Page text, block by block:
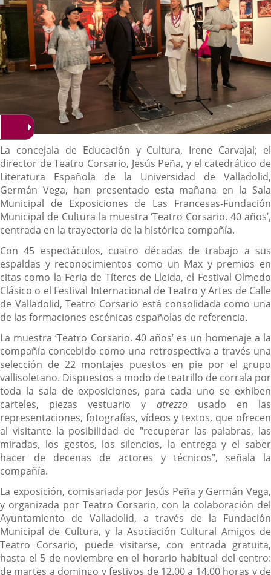
Descripción
La concejala de Educación y Cultura, Irene Carvajal; el
director de Teatro Corsario, Jesús Peña, y el catedrático de
Literatura Española de la Universidad de Valladolid,
Germán Vega, han presentado esta mañana en la Sala
Municipal de Exposiciones de Las Francesas-Fundación
Municipal de Cultura la muestra ‘Teatro Corsario. 40 años’,
centrada en la trayectoria de la histórica compañía.
Con 45 espectáculos, cuatro décadas de trabajo a sus
espaldas y reconocimientos como un Max y premios en
citas como la Feria de Títeres de Lleida, el Festival Olmedo
Clásico o el Festival Internacional de Teatro y Artes de Calle
de Valladolid, Teatro Corsario está consolidada como una
de las formaciones escénicas españolas de referencia.
La muestra ‘Teatro Corsario. 40 años’ es un homenaje a la
compañía concebido como una retrospectiva a través una
selección de 22 montajes puestos en pie por el grupo
vallisoletano. Dispuestos a modo de teatrillo de corrala por
toda la sala de exposiciones, para cada uno se exhiben
carteles, piezas vestuario y atrezzousado en las
representaciones, fotografías, vídeos y textos, que ofrecen
al visitante la posibilidad de "recuperar las palabras, las
miradas, los gestos, los silencios, la entrega y el saber
hacer de decenas de actores y técnicos", señala la
compañía.
La exposición, comisariada por Jesús Peña y Germán Vega,
y organizada por Teatro Corsario, con la colaboración del
Ayuntamiento de Valladolid, a través de la Fundación
Municipal de Cultura, y la Asociación Cultural Amigos de
Teatro Corsario, puede visitarse, con entrada gratuita,
hasta el 5 de noviembre en el horario habitual del centro:
de martes a domingo y festivos de 12.00 a 14.00 horas y de